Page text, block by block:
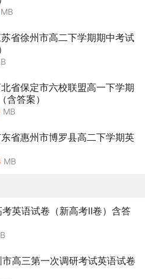
MB
省徐州市高二下学期期中考试
省保定市六校联盟高一下学期
含答案）
MB
省惠州市博罗县高二下学期英
MB
英语试卷（新高考Ⅱ卷）含答
高三第一次调研考试英语试卷